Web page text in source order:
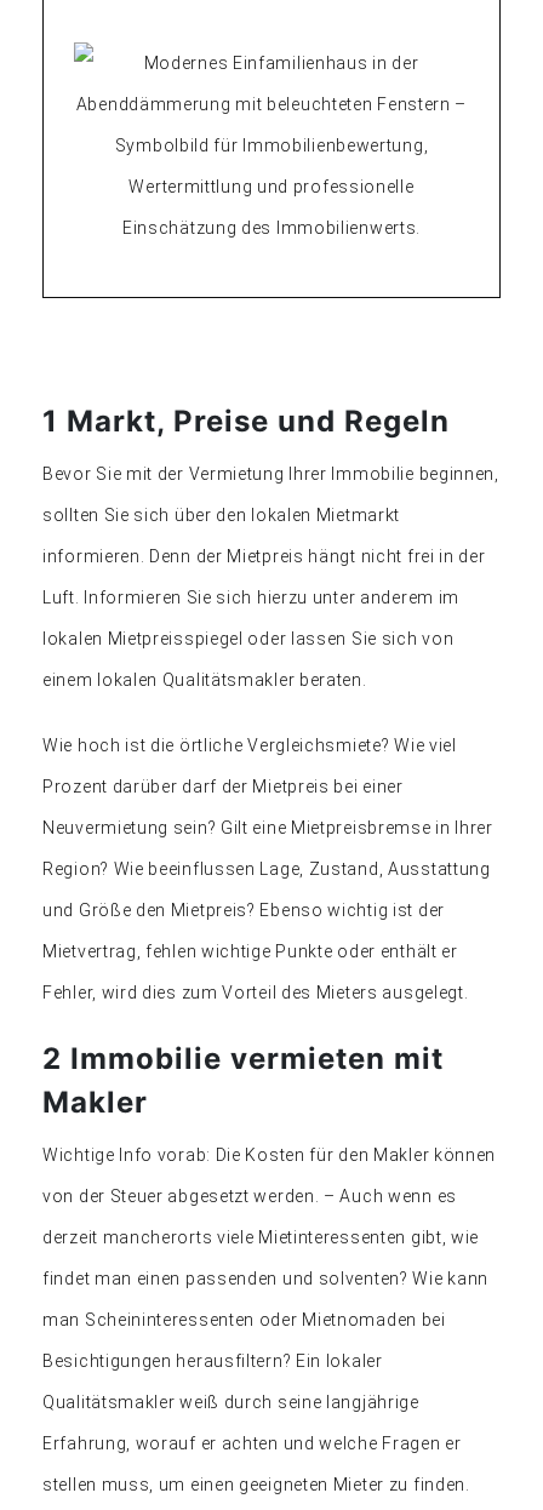
1 Markt, Preise und Regeln
Bevor Sie mit der Vermietung Ihrer Immobilie beginnen,
sollten Sie sich über den lokalen Mietmarkt
informieren. Denn der Mietpreis hängt nicht frei in der
Luft. Informieren Sie sich hierzu unter anderem im
lokalen Mietpreisspiegel oder lassen Sie sich von
einem lokalen Qualitätsmakler beraten.
Wie hoch ist die örtliche Vergleichsmiete? Wie viel
Prozent darüber darf der Mietpreis bei einer
Neuvermietung sein? Gilt eine Mietpreisbremse in Ihrer
Region? Wie beeinflussen Lage, Zustand, Ausstattung
und Größe den Mietpreis? Ebenso wichtig ist der
Mietvertrag, fehlen wichtige Punkte oder enthält er
Fehler, wird dies zum Vorteil des Mieters ausgelegt.
2 Immobilie vermieten mit
Makler
Wichtige Info vorab: Die Kosten für den Makler können
von der Steuer abgesetzt werden. – Auch wenn es
derzeit mancherorts viele Mietinteressenten gibt, wie
findet man einen passenden und solventen? Wie kann
man Scheininteressenten oder Mietnomaden bei
Besichtigungen herausfiltern? Ein lokaler
Qualitätsmakler weiß durch seine langjährige
Erfahrung, worauf er achten und welche Fragen er
stellen muss, um einen geeigneten Mieter zu finden.